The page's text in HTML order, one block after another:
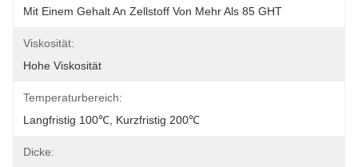
Mit Einem Gehalt An Zellstoff Von Mehr Als 85 GHT
Viskosität:
Hohe Viskosität
Temperaturbereich:
Langfristig 100℃, Kurzfristig 200℃
Dicke: